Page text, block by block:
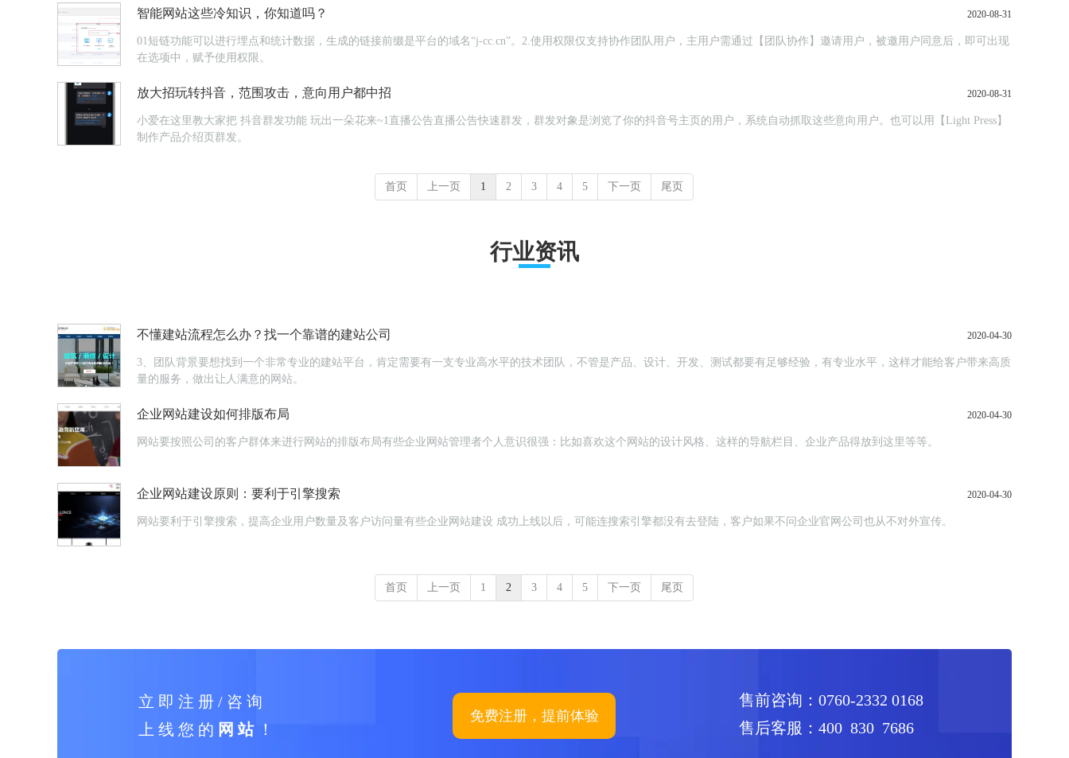
智能网站这些冷知识，你知道吗？ 2020-08-31
01短链功能可以进行埋点和统计数据，生成的链接前缀是平台的域名“j-cc.cn”。2.使用权限仅支持协作团队用户，主用户需通过【团队协作】邀请用户，被邀用户同意后，即可出现
在选项中，赋予使用权限。
放大招玩转抖音，范围攻击，意向用户都中招 2020-08-31
小爱在这里教大家把 抖音群发功能 玩出一朵花来~1直播公告直播公告快速群发，群发对象是浏览了你的抖音号主页的用户，系统自动抓取这些意向用户。也可以用【Light Press】
制作产品介绍页群发。
首页 上一页 1 2 3 4 5 下一页 尾页
行业资讯
不懂建站流程怎么办？找一个靠谱的建站公司 2020-04-30
3、团队背景要想找到一个非常专业的建站平台，肯定需要有一支专业高水平的技术团队，不管是产品、设计、开发、测试都要有足够经验，有专业水平，这样才能给客户带来高质
量的服务，做出让人满意的网站。
企业网站建设如何排版布局 2020-04-30
网站要按照公司的客户群体来进行网站的排版布局有些企业网站管理者个人意识很强：比如喜欢这个网站的设计风格、这样的导航栏目、企业产品得放到这里等等。
企业网站建设原则：要利于引擎搜索 2020-04-30
网站要利于引擎搜索，提高企业用户数量及客户访问量有些企业网站建设 成功上线以后，可能连搜索引擎都没有去登陆，客户如果不问企业官网公司也从不对外宣传。
首页 上一页 1 2 3 4 5 下一页 尾页
售前咨询：0760-2332 0168
售后客服：400 830 7686
立 即 注 册 / 咨 询
上 线 您 的 网 站！
免费注册，提前体验